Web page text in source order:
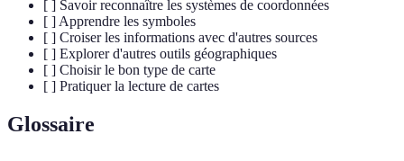
[ ] Savoir reconnaître les systèmes de coordonnées
[ ] Apprendre les symboles
[ ] Croiser les informations avec d'autres sources
[ ] Explorer d'autres outils géographiques
[ ] Choisir le bon type de carte
[ ] Pratiquer la lecture de cartes
Glossaire